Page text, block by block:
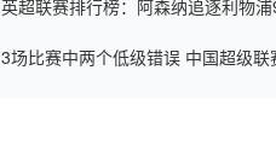
英超联赛排行榜：阿森纳追逐利物浦
3场比赛中两个低级错误 中国超级联